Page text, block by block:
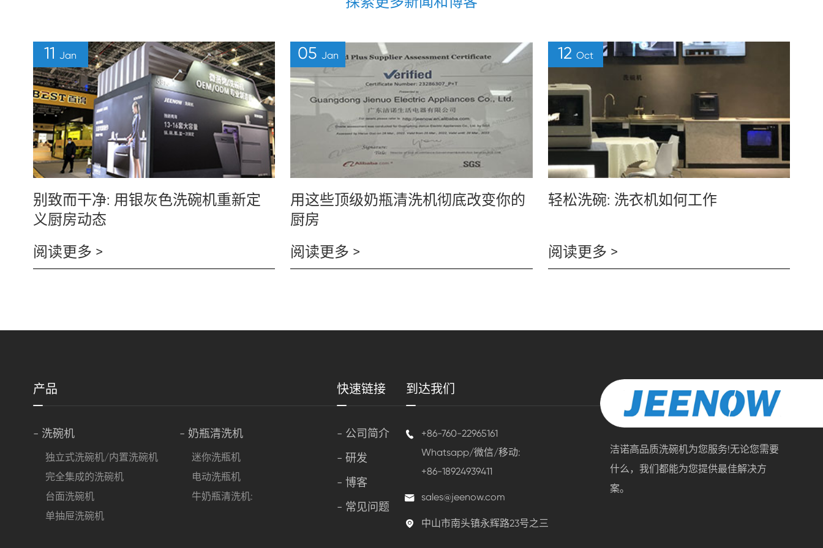
11Jan
别致而干净: 用银灰色洗碗机重新定
义厨房动态
阅读更多 >
05 Jan
用这些顶级奶瓶清洗机彻底改变你的
厨房
阅读更多 >
12 Oct
轻松洗碗: 洗衣机如何工作
阅读更多 >
产品
- 洗碗机
独立式洗碗机/内置洗碗机
完全集成的洗碗机
台面洗碗机
单抽屉洗碗机
- 奶瓶清洗机
迷你洗瓶机
电动洗瓶机
牛奶瓶清洗机:
快速链接
- 公司简介
- 研发
- 博客
- 常见问题
到达我们

+86-760-22965161
Whatsapp/微信/移动:
+86-18924939411
 sales@jeenow.com
 中山市南头镇永辉路23号之三
洁诺高品质洗碗机为您服务!无论您需要
什么，我们都能为您提供最佳解决方
案。